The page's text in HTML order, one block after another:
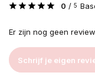
0 / 5
Er zijn nog geen
Schrijf je eigen